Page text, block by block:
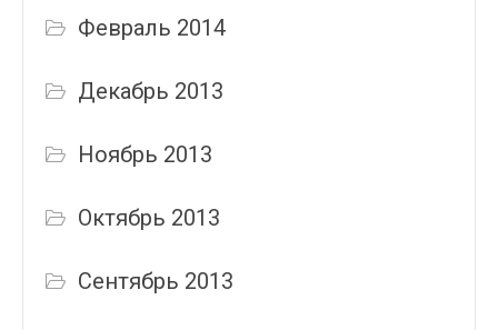
Февраль 2014
Декабрь 2013
Ноябрь 2013
Октябрь 2013
Сентябрь 2013